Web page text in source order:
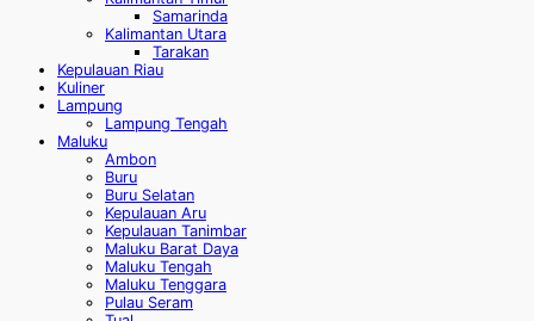
Samarinda
Kalimantan Utara
Tarakan
Kepulauan Riau
Kuliner
Lampung
Lampung Tengah
Maluku
Ambon
Buru
Buru Selatan
Kepulauan Aru
Kepulauan Tanimbar
Maluku Barat Daya
Maluku Tengah
Maluku Tenggara
Pulau Seram